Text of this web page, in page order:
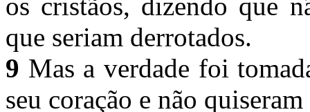
que seriam derrotados.
9 Mas a verdade foi
seu coração e não